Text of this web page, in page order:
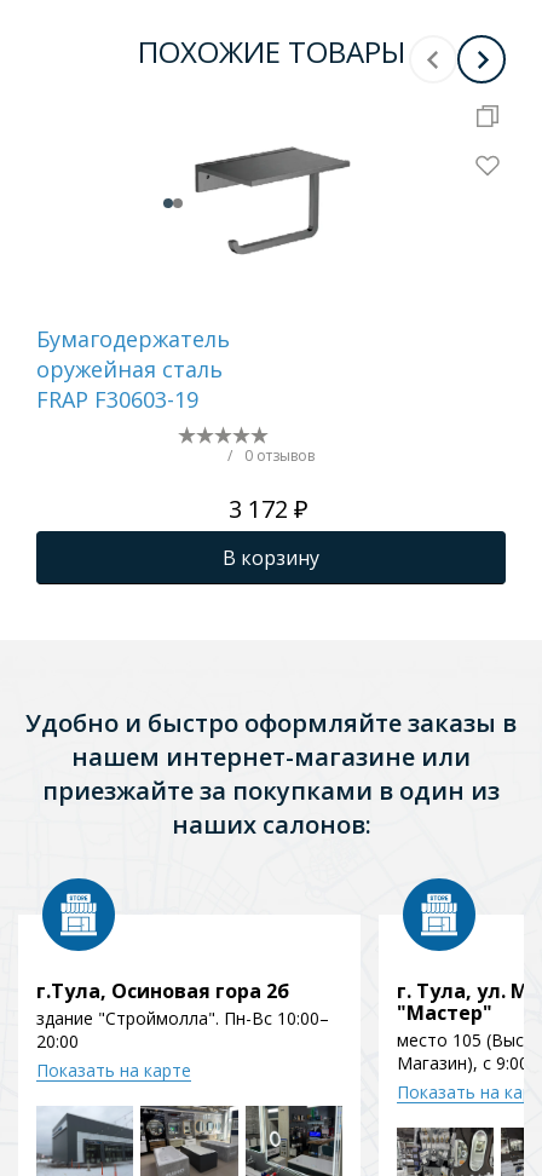
ПОХОЖИЕ ТОВАРЫ
Бумагодержатель
оружейная сталь
FRAP F30603-19
/ 0 отзывов
3 172 ₽
В корзину
Удобно и быстро оформляйте заказы в
нашем интернет-магазине или
приезжайте за покупками в один из
наших салонов:
г.Тула, Осиновая гора 2б
здание "Строймолла". Пн-Вс 10:00–
20:00
Показать на карте
г. Тула, ул.
"Мастер"
место 105
Магазин), с 9:00
Показать на